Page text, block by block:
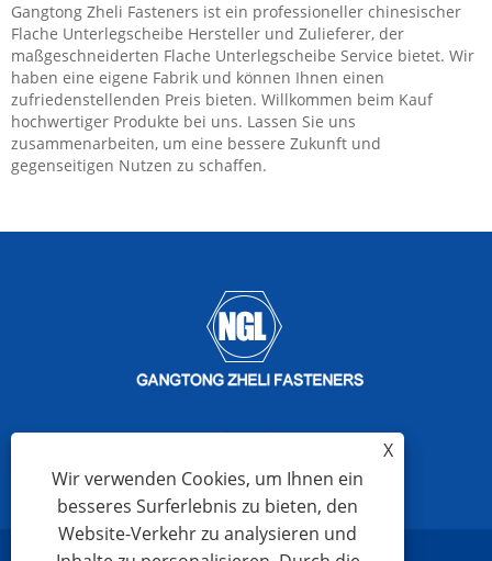
Gangtong Zheli Fasteners ist ein professioneller chinesischer
Flache Unterlegscheibe Hersteller und Zulieferer, der
maßgeschneiderten Flache Unterlegscheibe Service bietet. Wir
haben eine eigene Fabrik und können Ihnen einen
zufriedenstellenden Preis bieten. Willkommen beim Kauf
hochwertiger Produkte bei uns. Lassen Sie uns
zusammenarbeiten, um eine bessere Zukunft und
gegenseitigen Nutzen zu schaffen.
X
Wir verwenden Cookies, um Ihnen ein
besseres Surferlebnis zu bieten, den
Website-Verkehr zu analysieren und